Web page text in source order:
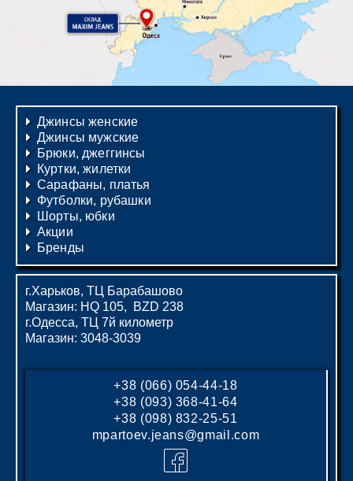
Джинсы женские
Джинсы мужские
Брюки, джеггинсы
Куртки, жилетки
Сарафаны, платья
Футболки, рубашки
Шорты, юбки
Акции
Бренды
г.Харьков, ТЦ Барабашово
Магазин: HQ 105, BZD 238
г.Одесса, ТЦ 7й километр
Магазин: 3048-3039
+38 (066) 054-44-18
+38 (093) 368-41-64
+38 (098) 832-25-51
mpartoev.jeans@gmail.com